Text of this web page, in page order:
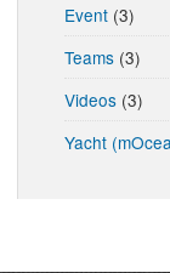
Event(3)
Teams(3)
Videos(3)
Yacht